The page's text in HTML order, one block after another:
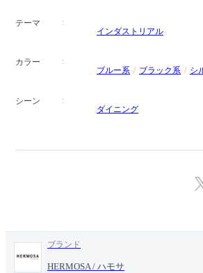
テーマ
インダストリアル
カラー
ブルー系
ブラック系 シ
シーン
ダイニング
ブランド
HERMOSA / ハモサ